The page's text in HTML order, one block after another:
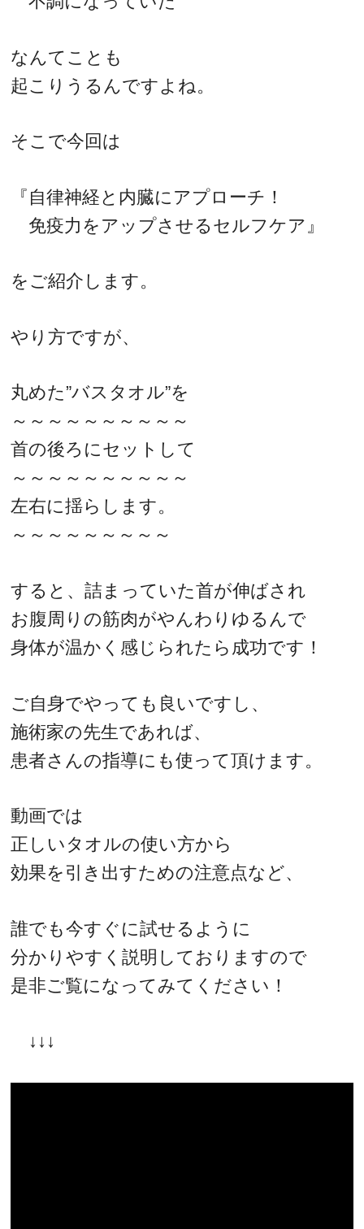
なんてことも
起こりうるんですよね。
そこで今回は
『自律神経と内臓にアプローチ！
免疫力をアップさせるセルフケア』
をご紹介します。
やり方ですが、
丸めた”バスタオル”を
～～～～～～～～～～
首の後ろにセットして
～～～～～～～～～～
左右に揺らします。
～～～～～～～～～
すると、詰まっていた首が伸ばされ
お腹周りの筋肉がやんわりゆるんで
身体が温かく感じられたら成功です！
ご自身でやっても良いですし、
施術家の先生であれば、
患者さんの指導にも使って頂けます。
動画では
正しいタオルの使い方から
効果を引き出すための注意点など、
誰でも今すぐに試せるように
分かりやすく説明しておりますので
是非ご覧になってみてください！
↓↓↓